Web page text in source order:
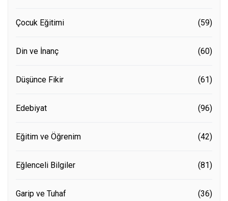
Çocuk Eğitimi (59)
Din ve İnanç (60)
Düşünce Fikir (61)
Edebiyat (96)
Eğitim ve Öğrenim (42)
Eğlenceli Bilgiler (81)
Garip ve Tuhaf (36)